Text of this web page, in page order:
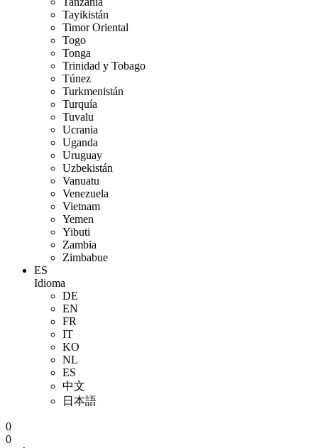
Tayikistán
Timor Oriental
Togo
Tonga
Trinidad y Tobago
Túnez
Turkmenistán
Turquía
Tuvalu
Ucrania
Uganda
Uruguay
Uzbekistán
Vanuatu
Venezuela
Vietnam
Yemen
Yibuti
Zambia
Zimbabue
ES
Idioma
DE
EN
FR
IT
KO
NL
ES
中文
日本語
0
0